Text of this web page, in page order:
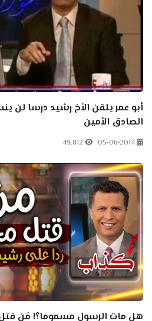
أبو عمر يلقن الأخ رشيد درسا لن
الصادق الأمين
05-06-2014
49.812
هل مات الرسول مسموما؟! مَن